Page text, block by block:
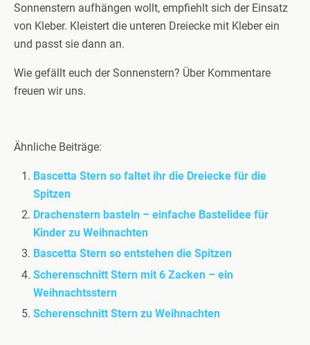
Sonnenstern aufhängen wollt, empfiehlt sich der Einsatz
von Kleber. Kleistert die unteren Dreiecke mit Kleber ein
und passt sie dann an.
Wie gefällt euch der Sonnenstern? Über Kommentare
freuen wir uns.
Ähnliche Beiträge:
Bascetta Stern so faltet ihr die Dreiecke für die
Spitzen
Drachenstern basteln – einfache Bastelidee für
Kinder zu Weihnachten
Bascetta Stern so entstehen die Spitzen
Scherenschnitt Stern mit 6 Zacken – ein
Weihnachtsstern
Scherenschnitt Stern zu Weihnachten